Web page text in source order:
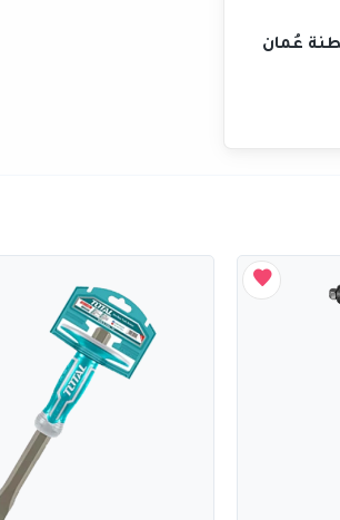
عُمان